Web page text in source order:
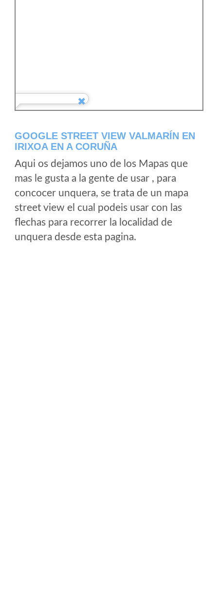
GOOGLE STREET VIEW VALMARÍN EN
IRIXOA EN A CORUÑA
Aqui os dejamos uno de los Mapas que
mas le gusta a la gente de usar , para
concocer unquera, se trata de un mapa
street view el cual podeis usar con las
flechas para recorrer la localidad de
unquera desde esta pagina.